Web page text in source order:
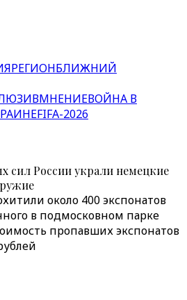
РЕГИОНБЛИЖНИЙ
МНЕНИЕВОЙНА В
FIFA-2026
сил России украли немецкие
около 400 экспонатов
в подмосковном парке
пропавших экспонатов